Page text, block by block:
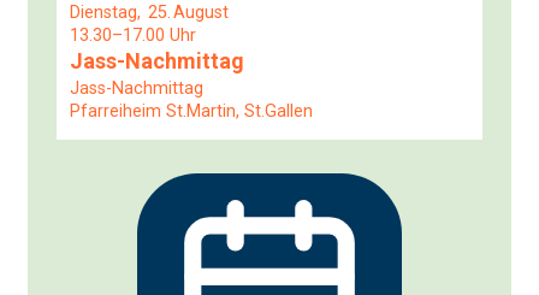
Dienstag 25 August
13.30–17.00 Uhr
Jass-Nachmittag
Jass-Nachmittag
Pfarreiheim St.Martin, St.Gallen